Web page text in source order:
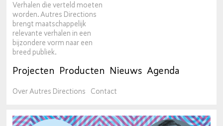
Verhalen die verteld moeten
worden. Autres Directions
brengt maatschappelijk
relevante verhalen in een
bijzondere vorm naar een
breed publiek.
Projecten Producten Nieuws Agenda
Over Autres Directions Contact